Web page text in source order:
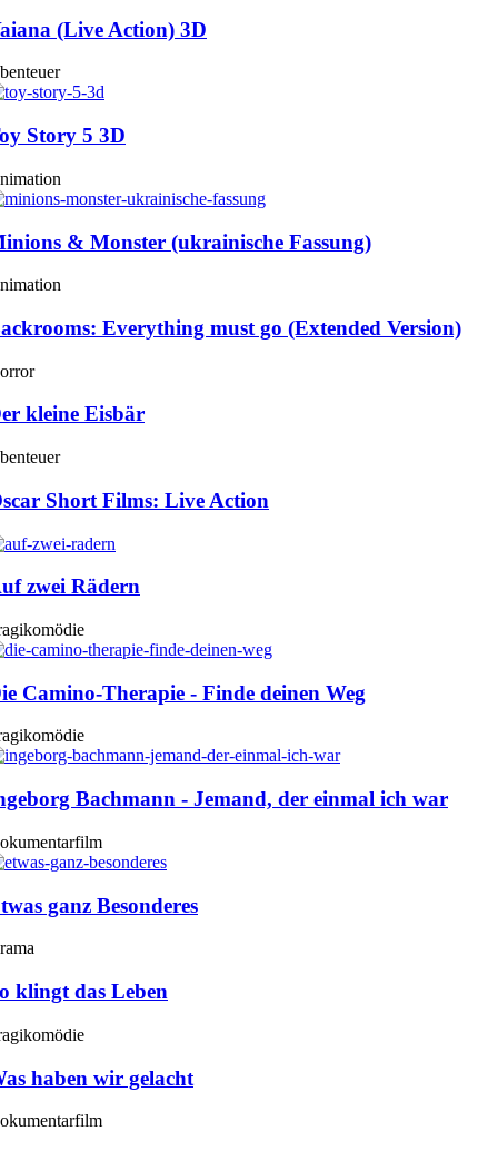
(Live Action) 3D
Story 5 3D
& Monster (ukrainische Fassung)
Everything must go (Extended Version)
kleine Eisbär
Short Films: Live Action
zwei Rädern
Camino-Therapie - Finde deinen Weg
Bachmann - Jemand, der einmal ich war
ganz Besonderes
klingt das Leben
haben wir gelacht